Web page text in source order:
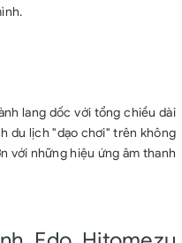
lang dốc với tổng chiều dài
du lịch "dạo chơi" trên không
với những hiệu ứng âm thanh